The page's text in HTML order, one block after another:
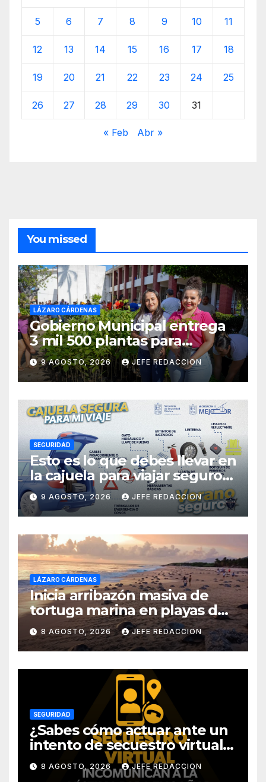
5 6 7 8 9 10 11
12 13 14 15 16 17 18
19 20 21 22 23 24 25
26 27 28 29 30 31
« Feb Abr »
You missed
LÁZARO CÁRDENAS
Gobierno Municipal entrega
3 mil 500 plantas para
sumarse a la Jornada
Nacional de Reforestación
9 AGOSTO, 2026 JEFE REDACCION
SEGURIDAD
Esto es lo que debes llevar en
la cajuela para viajar seguro
por carretera
9 AGOSTO, 2026 JEFE REDACCION
LÁZARO CÁRDENAS
Inicia arribazón masiva de
tortuga marina en playas de
Michoacán
8 AGOSTO, 2026 JEFE REDACCION
SEGURIDAD
¿Sabes cómo actuar ante un
intento de secuestro virtual?
La SSP te guía para evitarlo
8 AGOSTO, 2026 JEFE REDACCION